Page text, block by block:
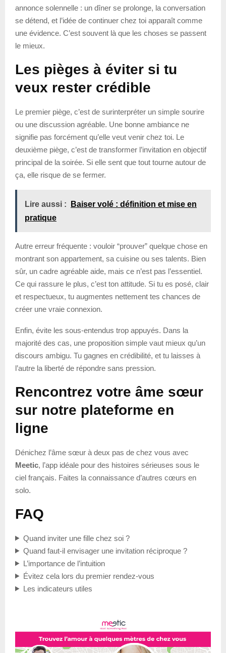
annonce solennelle : un dîner se prolonge, la conversation
se détend, et l’idée de continuer chez toi apparaît comme
une évidence. C’est souvent là que les choses se passent
le mieux.
Les pièges à éviter si tu
veux rester crédible
Le premier piège, c’est de surinterpréter un simple sourire
ou une discussion agréable. Une bonne ambiance ne
signifie pas forcément qu’elle veut venir chez toi. Le
deuxième piège, c’est de transformer l’invitation en objectif
principal de la soirée. Si elle sent que tout tourne autour de
ça, elle risque de se fermer.
Lire aussi :
Baiser volé : définition et mise en
pratique
Autre erreur fréquente : vouloir “prouver” quelque chose en
montrant son appartement, sa cuisine ou ses talents. Bien
sûr, un cadre agréable aide, mais ce n’est pas l’essentiel.
Ce qui rassure le plus, c’est ton attitude. Si tu es posé, clair
et respectueux, tu augmentes nettement tes chances de
créer une vraie connexion.
Enfin, évite les sous-entendus trop appuyés. Dans la
majorité des cas, une proposition simple vaut mieux qu’un
discours ambigu. Tu gagnes en crédibilité, et tu laisses à
l’autre la liberté de répondre sans pression.
Rencontrez votre âme sœur
sur notre plateforme en
ligne
Dénichez l’âme sœur à deux pas de chez vous avec
Meetic, l’app idéale pour des histoires sérieuses sous le
ciel français. Faites la connaissance d’autres cœurs en
solo.
FAQ
Quand inviter une fille chez soi ?
Quand faut-il envisager une invitation réciproque ?
L’importance de l’intuition
Évitez cela lors du premier rendez-vous
Les indicateurs utiles